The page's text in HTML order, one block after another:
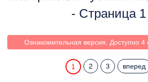
- Страница 1
Ознакомительная версия. Доступно 4
1 2 3 вперед